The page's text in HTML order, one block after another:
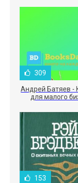
309
Андрей Батяев -
для малого
153